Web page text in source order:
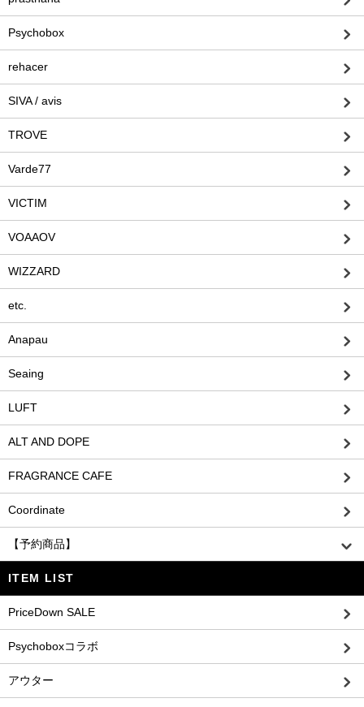
Psychobox
rehacer
SIVA / avis
TROVE
Varde77
VICTIM
VOAAOV
WIZZARD
etc.
Anapau
Seaing
LUFT
ALT AND DOPE
FRAGRANCE CAFE
Coordinate
【予約商品】
ITEM LIST
PriceDown SALE
Psychoboxコラボ
アウター